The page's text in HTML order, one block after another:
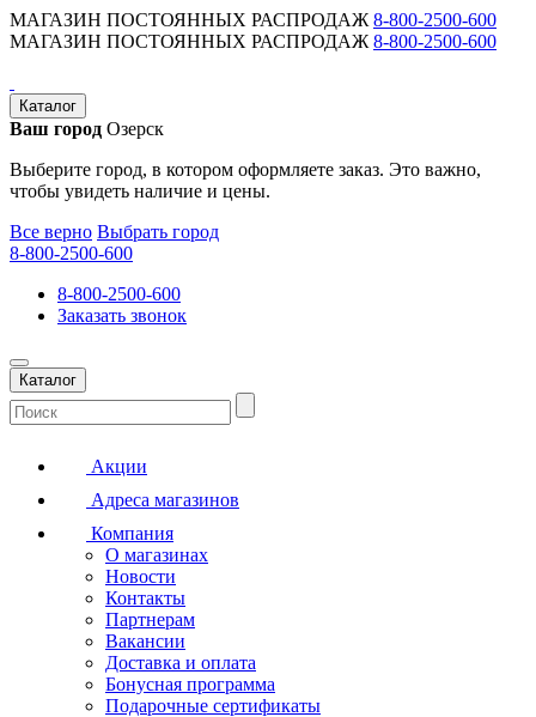
МАГАЗИН ПОСТОЯННЫХ РАСПРОДАЖ 8-800-2500-600
МАГАЗИН ПОСТОЯННЫХ РАСПРОДАЖ 8-800-2500-600
Каталог
Ваш город Озерск
Выберите город, в котором оформляете заказ. Это важно,
чтобы увидеть наличие и цены.
Все верно Выбрать город
8-800-2500-600
8-800-2500-600
Заказать звонок
Каталог
Акции
Адреса магазинов
Компания
О магазинах
Новости
Контакты
Партнерам
Вакансии
Доставка и оплата
Бонусная программа
Подарочные сертификаты